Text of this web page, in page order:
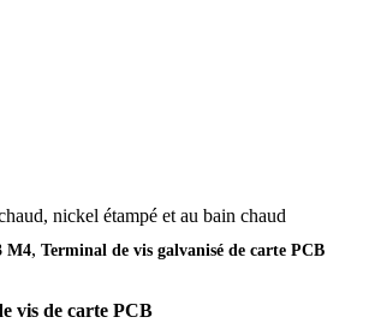
nickel étampé et au bain chaud
M4, Terminal de vis galvanisé de carte PCB
vis de carte PCB